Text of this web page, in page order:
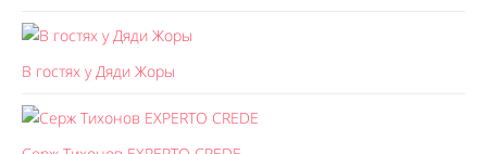
В гостях у Дяди Жоры